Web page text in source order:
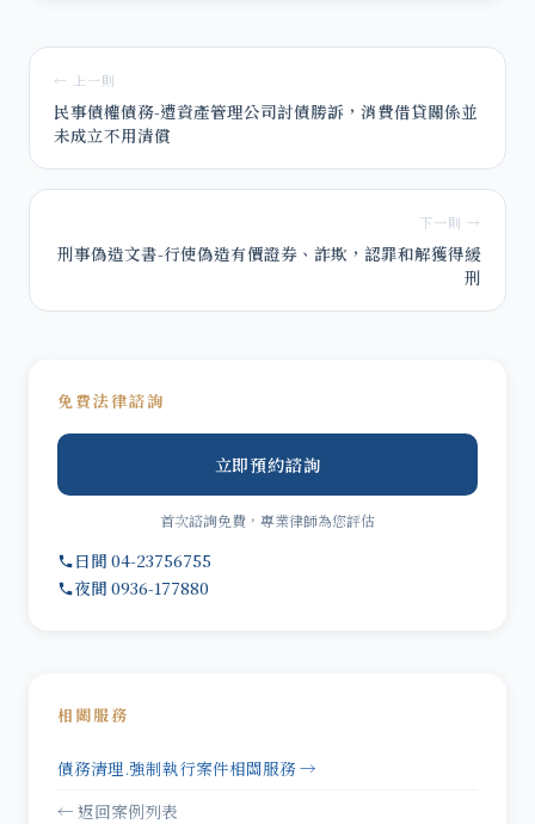
← 上一則
民事債權債務-遭資產管理公司討債勝訴，消費借貸關係並
未成立不用清償
下一則 →
刑事偽造文書-行使偽造有價證券、詐欺，認罪和解獲得緩
刑
免費法律諮詢
立即預約諮詢
首次諮詢免費，專業律師為您評估
日間 04-23756755
夜間 0936-177880
相關服務
債務清理.強制執行案件相關服務 →
← 返回案例列表